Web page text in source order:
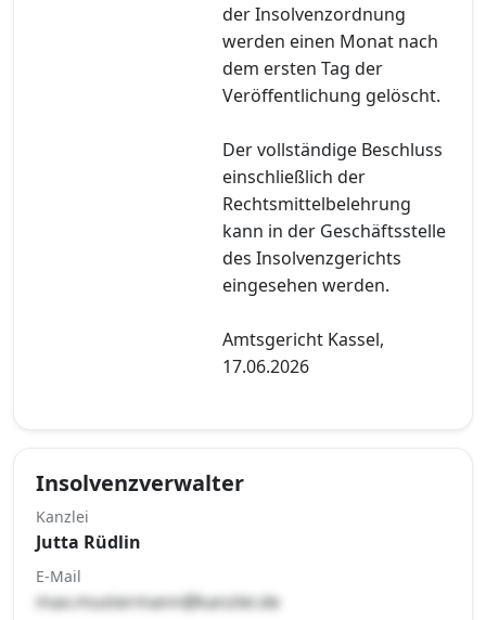
der Insolvenzordnung
werden einen Monat nach
dem ersten Tag der
Veröffentlichung gelöscht.
Der vollständige Beschluss
einschließlich der
Rechtsmittelbelehrung
kann in der Geschäftsstelle
des Insolvenzgerichts
eingesehen werden.
Amtsgericht Kassel,
17.06.2026
Insolvenzverwalter
Kanzlei
Jutta Rüdlin
E-Mail
max.mustermann@kanzlei.de